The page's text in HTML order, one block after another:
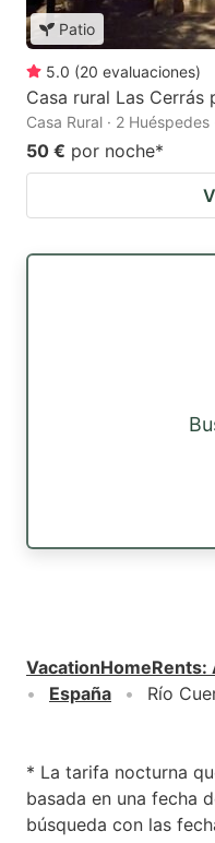
Patio
5.0 (20 evaluaciones)
Casa rural Las Cerrás
Casa Rural · 2 Huéspedes
50 € por noche*
VacationHomeRents:
España
Río
* La tarifa nocturna
basada en una fecha
búsqueda con las